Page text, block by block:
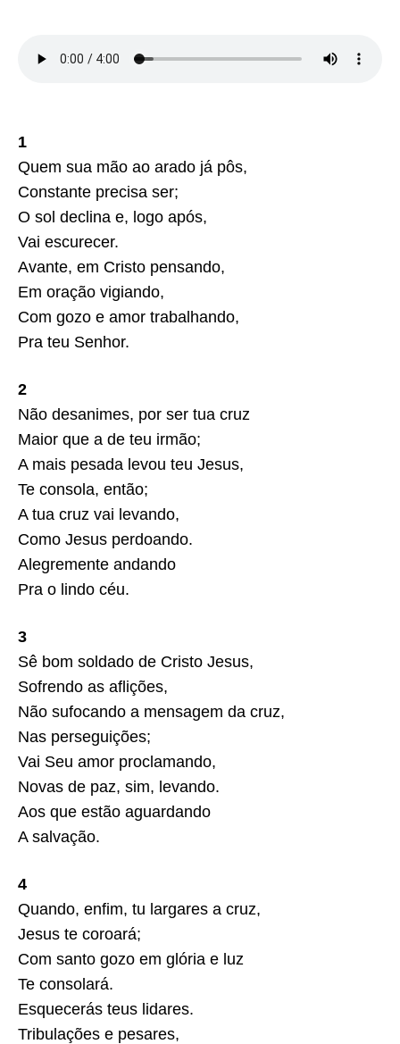
1
Quem sua mão ao arado já pôs,
Constante precisa ser;
O sol declina e, logo após,
Vai escurecer.
Avante, em Cristo pensando,
Em oração vigiando,
Com gozo e amor trabalhando,
Pra teu Senhor.
2
Não desanimes, por ser tua cruz
Maior que a de teu irmão;
A mais pesada levou teu Jesus,
Te consola, então;
A tua cruz vai levando,
Como Jesus perdoando.
Alegremente andando
Pra o lindo céu.
3
Sê bom soldado de Cristo Jesus,
Sofrendo as aflições,
Não sufocando a mensagem da cruz,
Nas perseguições;
Vai Seu amor proclamando,
Novas de paz, sim, levando.
Aos que estão aguardando
A salvação.
4
Quando, enfim, tu largares a cruz,
Jesus te coroará;
Com santo gozo em glória e luz
Te consolará.
Esquecerás teus lidares.
Tribulações e pesares,